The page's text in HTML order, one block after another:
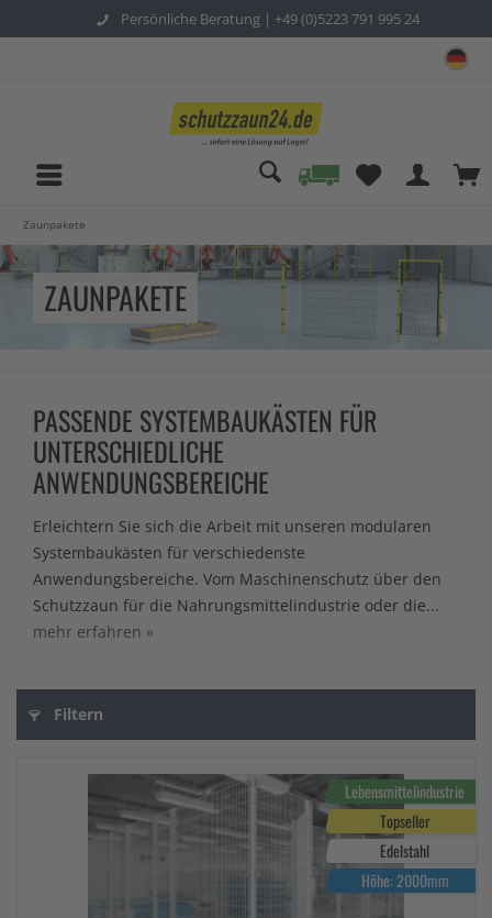
Persönliche Beratung | +49 (0)5223 791 995 24
Zaunpakete
ZAUNPAKETE
PASSENDE SYSTEMBAUKÄSTEN FÜR
UNTERSCHIEDLICHE
ANWENDUNGSBEREICHE
Erleichtern Sie sich die Arbeit mit unseren modularen
Systembaukästen für verschiedenste
Anwendungsbereiche. Vom Maschinenschutz über den
Schutzzaun für die Nahrungsmittelindustrie oder die...
mehr erfahren »
Filtern
Lebensmittelindustrie
Topseller
Edelstahl
Höhe: 2000mm